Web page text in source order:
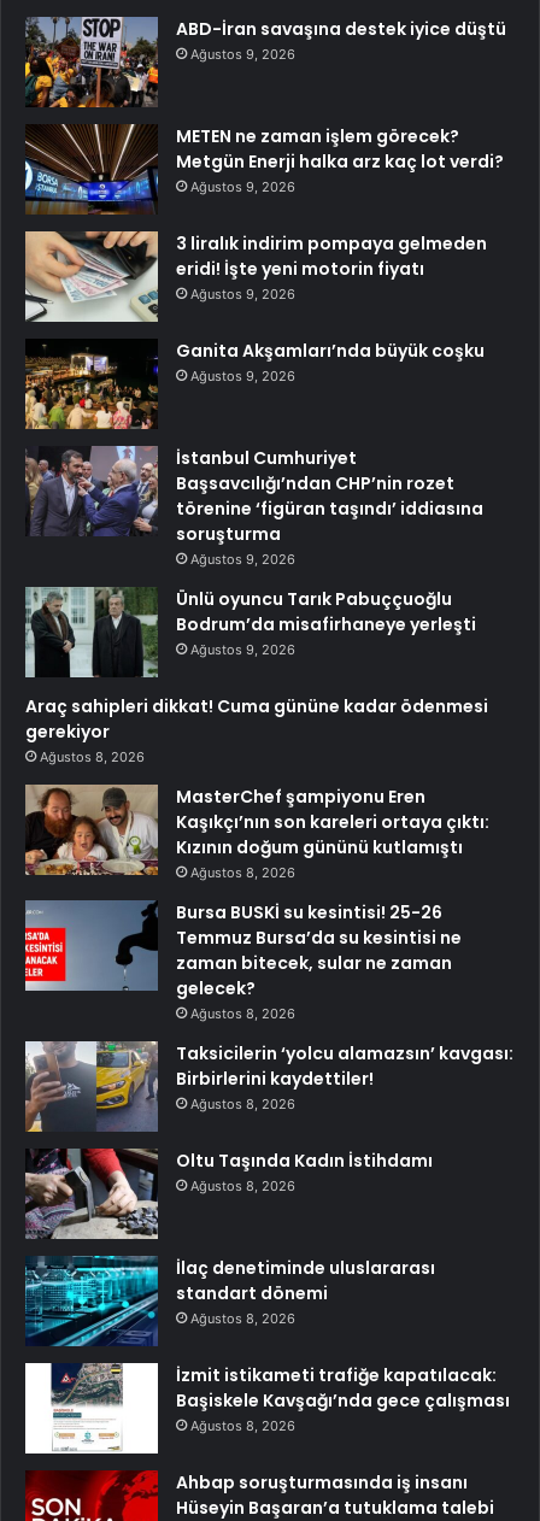
ABD-İran savaşına destek iyice düştü
Ağustos 9, 2026
METEN ne zaman işlem görecek?
Metgün Enerji halka arz kaç lot verdi?
Ağustos 9, 2026
3 liralık indirim pompaya gelmeden
eridi! İşte yeni motorin fiyatı
Ağustos 9, 2026
Ganita Akşamları’nda büyük coşku
Ağustos 9, 2026
İstanbul Cumhuriyet
Başsavcılığı’ndan CHP’nin rozet
törenine ‘figüran taşındı’ iddiasına
soruşturma
Ağustos 9, 2026
Ünlü oyuncu Tarık Pabuççuoğlu
Bodrum’da misafirhaneye yerleşti
Ağustos 9, 2026
Araç sahipleri dikkat! Cuma gününe kadar ödenmesi
gerekiyor
Ağustos 8, 2026
MasterChef şampiyonu Eren
Kaşıkçı’nın son kareleri ortaya çıktı:
Kızının doğum gününü kutlamıştı
Ağustos 8, 2026
Bursa BUSKİ su kesintisi! 25-26
Temmuz Bursa’da su kesintisi ne
zaman bitecek, sular ne zaman
gelecek?
Ağustos 8, 2026
Taksicilerin ‘yolcu alamazsın’ kavgası:
Birbirlerini kaydettiler!
Ağustos 8, 2026
Oltu Taşında Kadın İstihdamı
Ağustos 8, 2026
İlaç denetiminde uluslararası
standart dönemi
Ağustos 8, 2026
İzmit istikameti trafiğe kapatılacak:
Başiskele Kavşağı’nda gece çalışması
Ağustos 8, 2026
Ahbap soruşturmasında iş insanı
Hüseyin Başaran’a tutuklama talebi